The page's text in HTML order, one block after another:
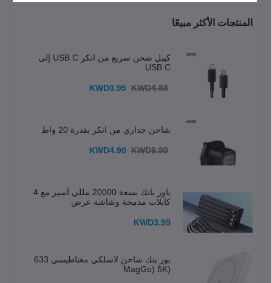
المنتجات الأكثر مبيعًا
كيبل شحن سريع من انكر USB C إلى
USB C
KWD0.95 KWD4.88
شاحن جداري من انكر بقدرة 20 واط
KWD4.90 KWD9.90
باور بانك بسعة 20000 مللي أمبير مع 4
كابلات مدمجة وشاشة عرض
KWD3.99
بور بنك شاحن لاسلكي مغناطيسي 633
(MagGo) 5K